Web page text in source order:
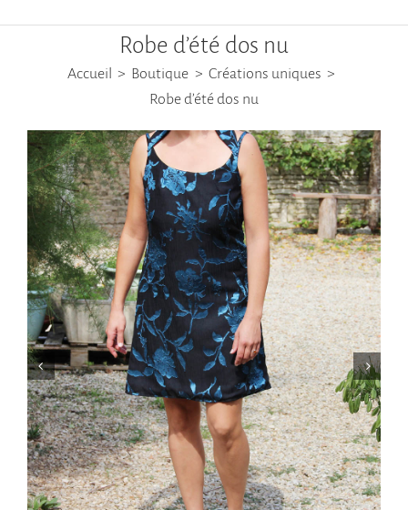
Robe d’été dos nu
Accueil Boutique
Créations uniques
Robe d’été dos nu